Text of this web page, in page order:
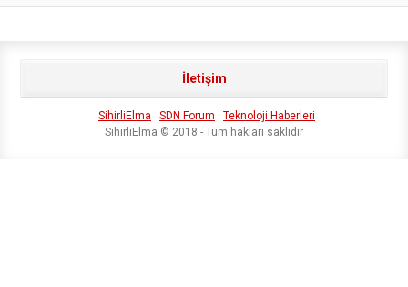
İletişim
SihirliElma SDN Forum
Teknoloji Haberleri
SihirliElma © 2018 - Tüm hakları saklıdır